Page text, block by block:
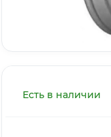
Есть в наличии